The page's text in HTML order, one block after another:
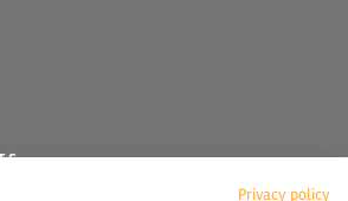
Privacy policy